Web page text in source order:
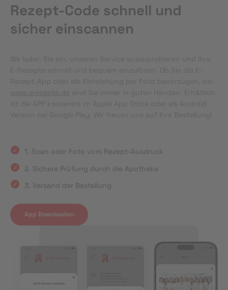
Rezept-Code schnell und
sicher einscannen
1. Scan oder Foto vom Rezept-Ausdruck
2. Sichere Prüfung durch die Apotheke
3. Versand der Bestellung
App Downloaden